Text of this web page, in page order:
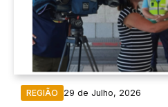
REGIÃO 29 de Julho, 2026